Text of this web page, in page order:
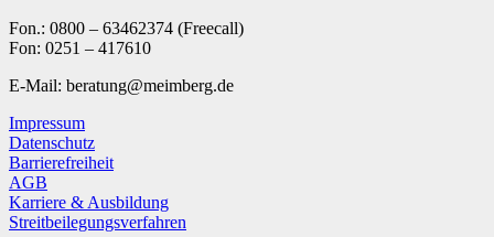
Fon.: 0800 – 63462374 (Freecall)
Fon: 0251 – 417610
E-Mail: beratung@meimberg.de
Impressum
Datenschutz
Barrierefreiheit
AGB
Karriere & Ausbildung
Streitbeilegungsverfahren